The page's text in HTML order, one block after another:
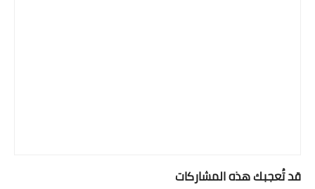
قد تُعجبك هذه المشاركات